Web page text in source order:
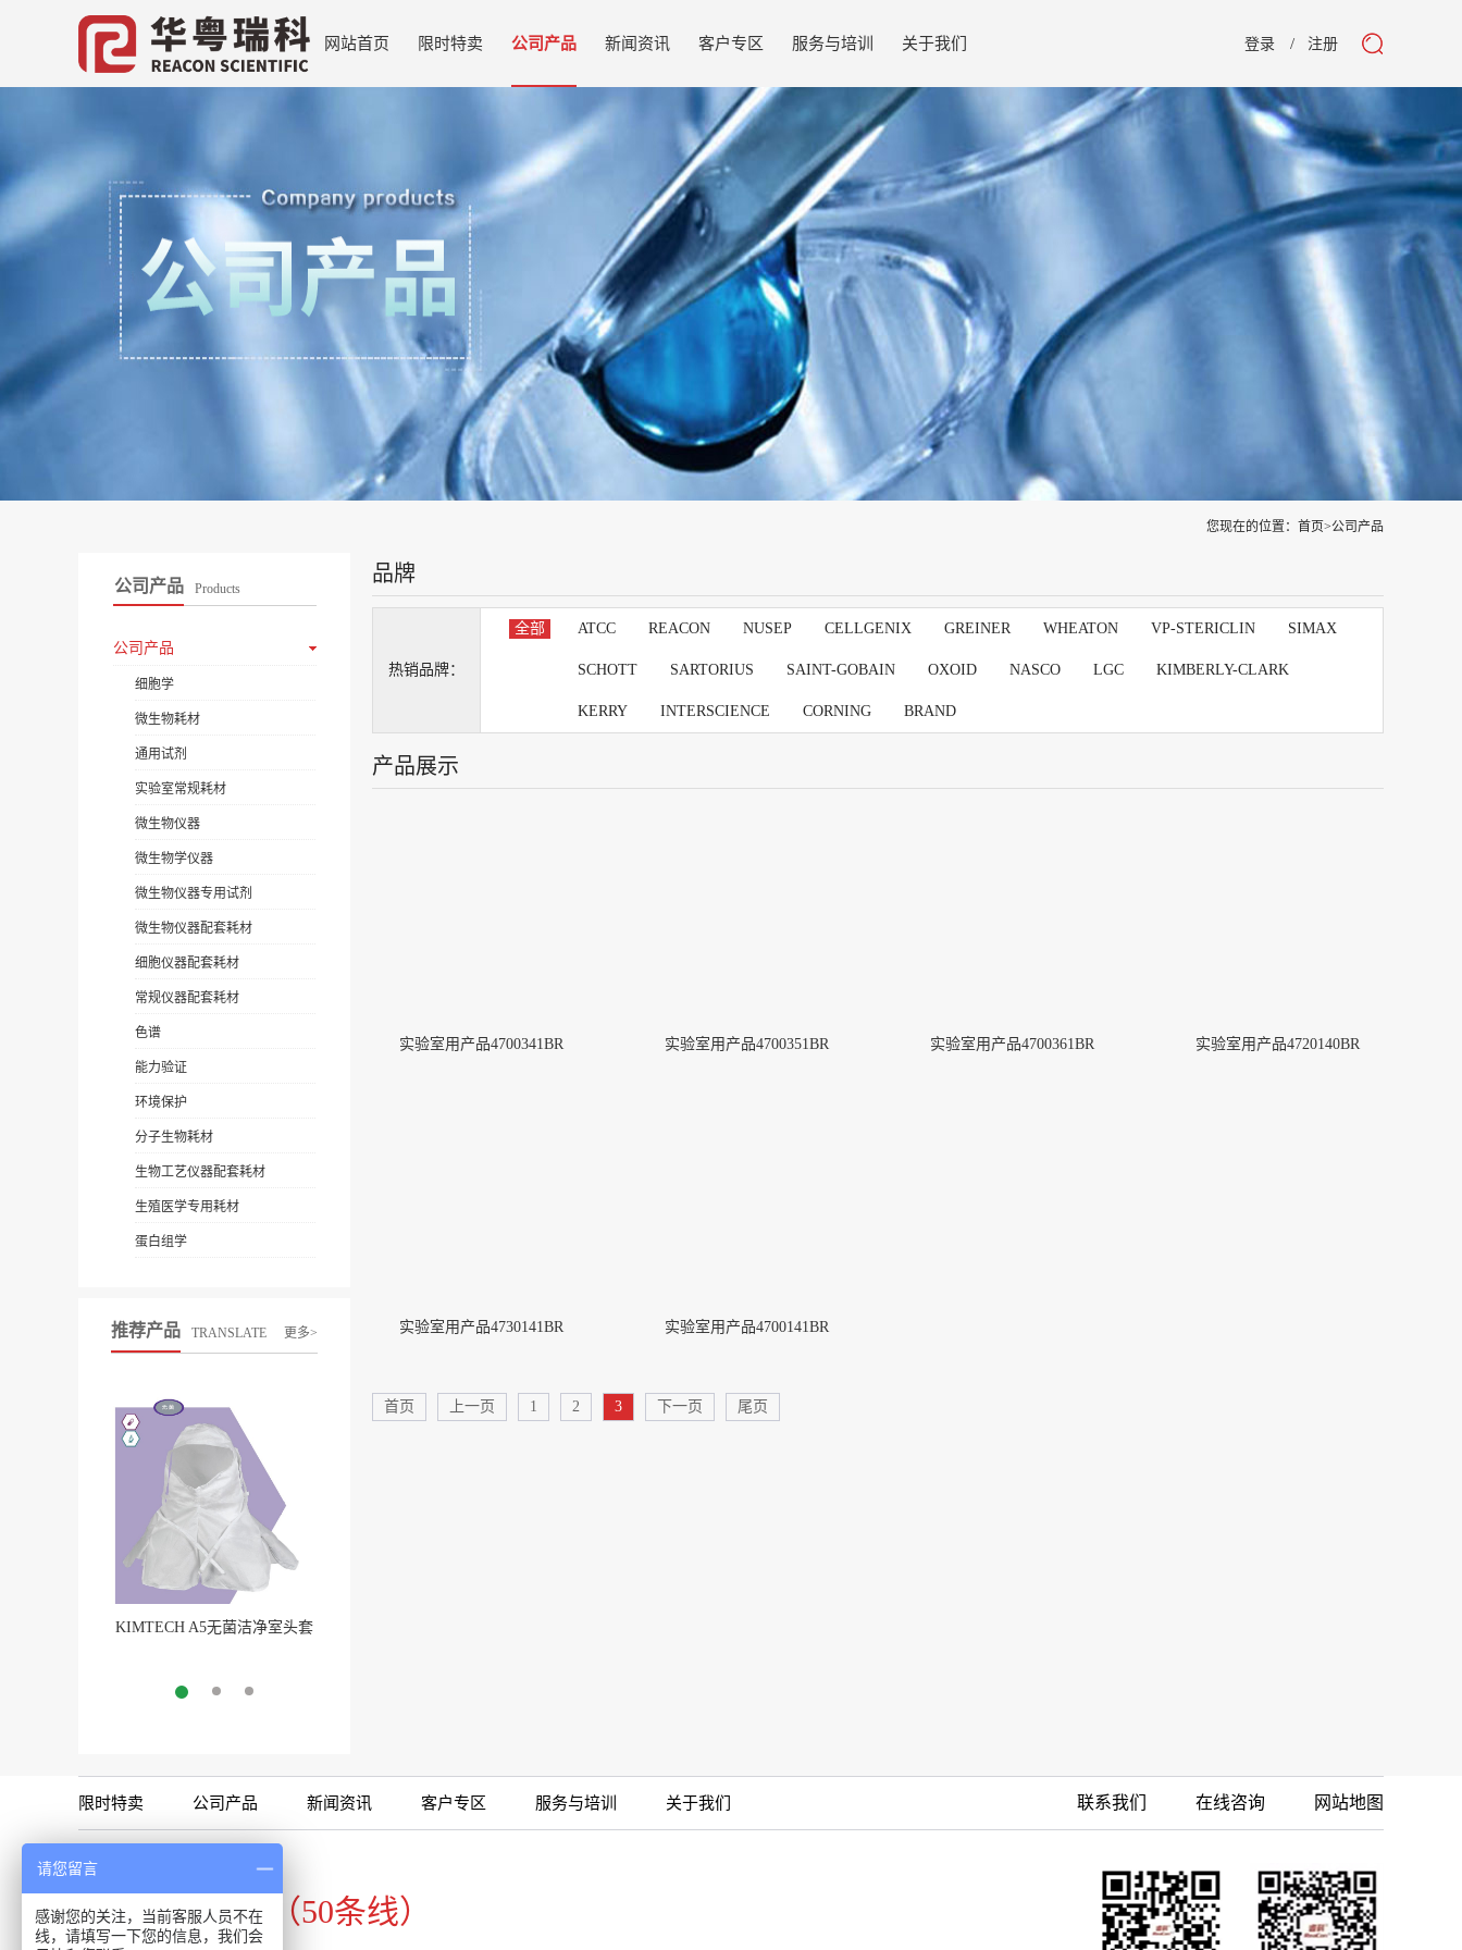
登录 注册
网站首页 限时特卖 公司产品 新闻资讯 客户专区 服务与培训 关于我们
您现在的位置： 首页>公司产品
公司产品 Products
公司产品
细胞学
微生物耗材
通用试剂
实验室常规耗材
微生物仪器
微生物学仪器
微生物仪器专用试剂
微生物仪器配套耗材
细胞仪器配套耗材
常规仪器配套耗材
色谱
能力验证
环境保护
分子生物耗材
生物工艺仪器配套耗材
生殖医学专用耗材
蛋白组学
推荐产品 TRANSLATE 更多>
KIMTECH A5无菌洁净室头套
品牌
热销品牌：
全部 ATCC REACON NUSEP CELLGENIX GREINER WHEATON VP-STERICLIN SIMAX
SCHOTT SARTORIUS SAINT-GOBAIN OXOID NASCO LGC KIMBERLY-CLARK
KERRY INTERSCIENCE CORNING BRAND
产品展示
实验室用产品4700341BR 实验室用产品4700351BR 实验室用产品4700361BR 实验室用产品4720140BR
实验室用产品4730141BR 实验室用产品4700141BR
首页 上一页 1 2 3 下一页 尾页
限时特卖 公司产品 新闻资讯 客户专区 服务与培训 关于我们 联系我们 在线咨询 网站地图
咨询专线
020-34821111（50条线）
请您留言
感谢您的关注，当前客服人员不在
线，请填写一下您的信息，我们会